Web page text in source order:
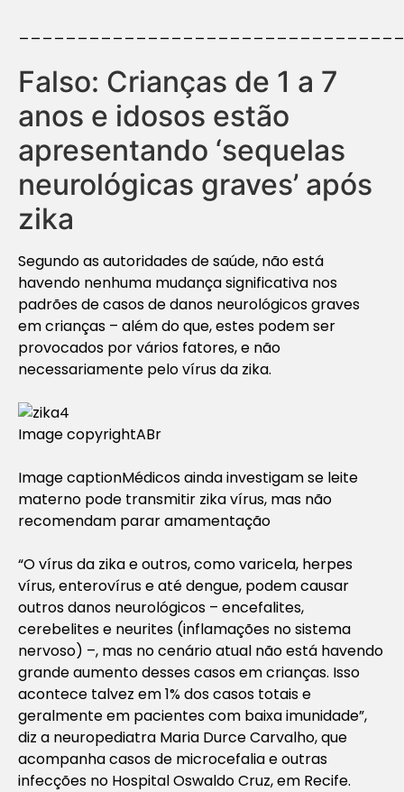
Falso: Crianças de 1 a 7
anos e idosos estão
apresentando ‘sequelas
neurológicas graves’ após
zika
Segundo as autoridades de saúde, não está
havendo nenhuma mudança significativa nos
padrões de casos de danos neurológicos graves
em crianças – além do que, estes podem ser
provocados por vários fatores, e não
necessariamente pelo vírus da zika.
Image copyrightABr
Image captionMédicos ainda investigam se leite
materno pode transmitir zika vírus, mas não
recomendam parar amamentação
“O vírus da zika e outros, como varicela, herpes
vírus, enterovírus e até dengue, podem causar
outros danos neurológicos – encefalites,
cerebelites e neurites (inflamações no sistema
nervoso) –, mas no cenário atual não está havendo
grande aumento desses casos em crianças. Isso
acontece talvez em 1% dos casos totais e
geralmente em pacientes com baixa imunidade”,
diz a neuropediatra Maria Durce Carvalho, que
acompanha casos de microcefalia e outras
infecções no Hospital Oswaldo Cruz, em Recife.